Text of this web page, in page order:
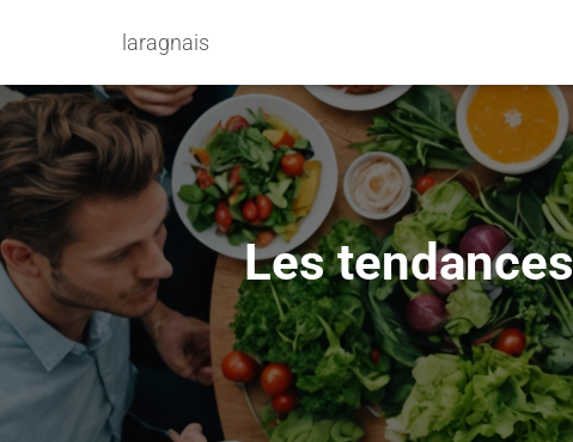
laragnais
Les